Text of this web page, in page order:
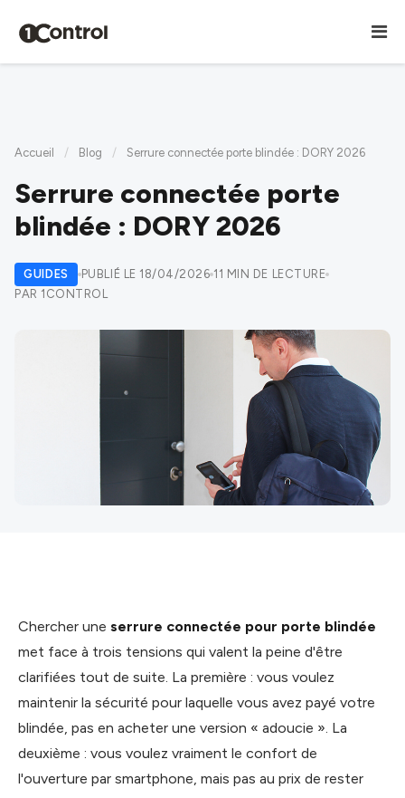
Accueil / Blog / Serrure connectée porte blindée : DORY 2026
Serrure connectée porte
blindée : DORY 2026
GUIDES PUBLIÉ LE 18/04/2026 11 MIN DE LECTURE
PAR 1CONTROL
Chercher une serrure connectée pour porte blindée
met face à trois tensions qui valent la peine d'être
clarifiées tout de suite. La première : vous voulez
maintenir la sécurité pour laquelle vous avez payé votre
blindée, pas en acheter une version « adoucie ». La
deuxième : vous voulez vraiment le confort de
l'ouverture par smartphone, mais pas au prix de rester